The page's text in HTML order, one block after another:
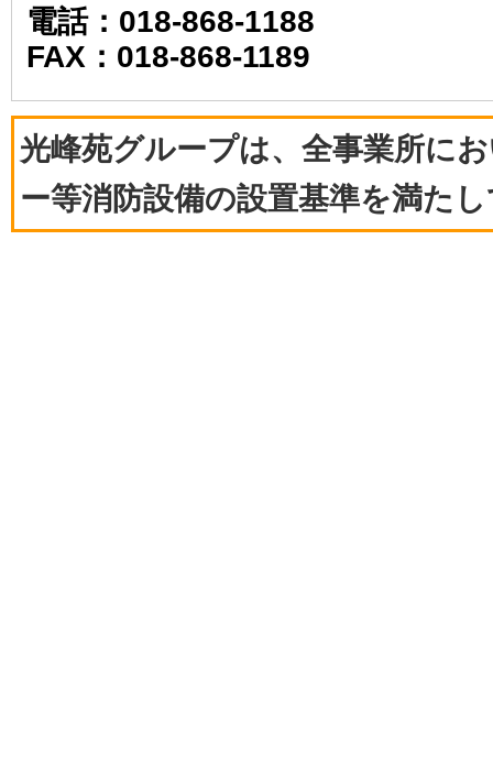
電話：018-868-1188
FAX：018-868-1189
光峰苑グループは、全事業所に
ー等消防設備の設置基準を満た